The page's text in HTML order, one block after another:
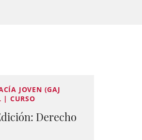
JOVEN (GAJ
| CURSO
Derecho